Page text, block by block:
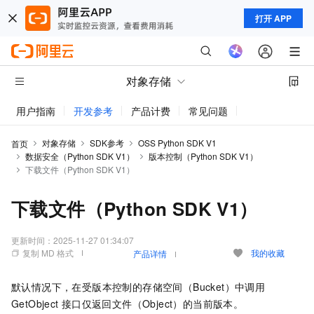
打开 APP
对象存储
用户指南 开发参考 产品计费 常见问题
首页 对象存储 SDK参考
OSS Python SDK V1
数据安全（Python SDK V1）
版本控制（Python SDK V1）
下载文件（Python SDK V1）
下载文件（Python SDK V1）
更新时间： 2025-11-27 01:34:07
复制 MD 格式
产品详情 我的收藏
默认情况下，在受版本控制的存储空间（Bucket）中调用
GetObject 接口仅返回文件（Object）的当前版本。